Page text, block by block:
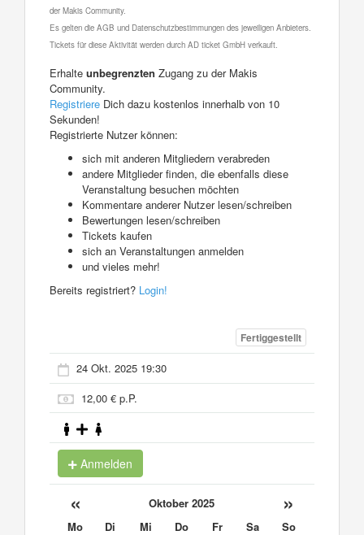
der Makis Community.
Es gelten die AGB und Datenschutzbestimmungen des jeweiligen Anbieters.
Tickets für diese Aktivität werden durch AD ticket GmbH verkauft.
Erhalte unbegrenzten Zugang zu der Makis
Community.
Registriere Dich dazu kostenlos innerhalb von 10
Sekunden!
Registrierte Nutzer können:
sich mit anderen Mitgliedern verabreden
andere Mitglieder finden, die ebenfalls diese
Veranstaltung besuchen möchten
Kommentare anderer Nutzer lesen/schreiben
Bewertungen lesen/schreiben
Tickets kaufen
sich an Veranstaltungen anmelden
und vieles mehr!
Bereits registriert? Login!
Fertiggestellt
24 Okt. 2025 19:30
12,00 € p.P.
Anmelden
« Oktober 2025 »
Mo Di Mi Do Fr Sa
So